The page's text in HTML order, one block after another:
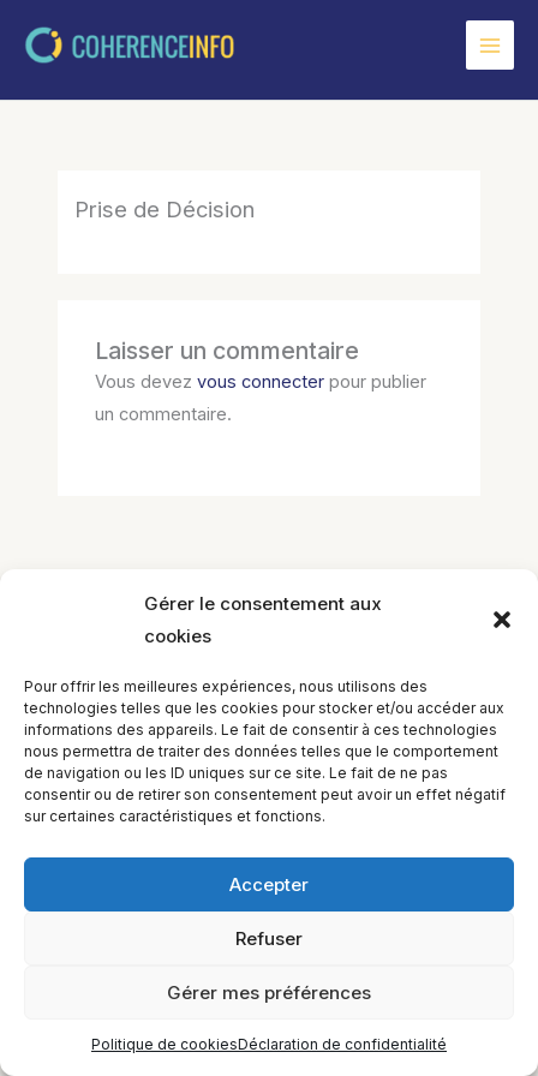
Gérer le consentement aux
cookies
Pour offrir les meilleures expériences, nous utilisons des
technologies telles que les cookies pour stocker et/ou accéder aux
informations des appareils. Le fait de consentir à ces technologies
nous permettra de traiter des données telles que le comportement
de navigation ou les ID uniques sur ce site. Le fait de ne pas
consentir ou de retirer son consentement peut avoir un effet négatif
sur certaines caractéristiques et fonctions.
Accepter
Refuser
Gérer mes préférences
Politique de cookiesDéclaration de confidentialité
Prise de Décision
Laisser un commentaire
Vous devezvous connecter pour publier
un commentaire.
H1Y 2J9 Canada